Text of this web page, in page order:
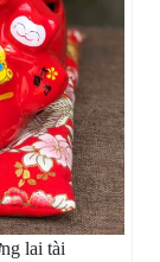
lai tài